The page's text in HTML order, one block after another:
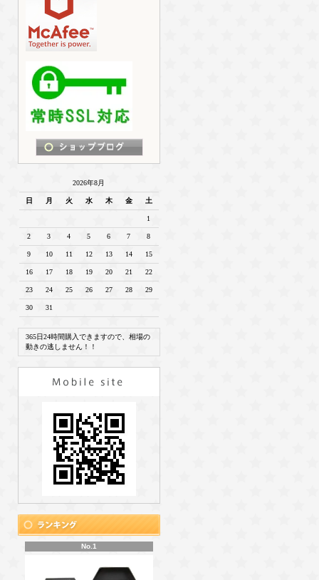
2026年8月
日 月 火 水 木 金 土
1
2 3 4 5 6 7 8
9 10 11 12 13 14 15
16 17 18 19 20 21 22
23 24 25 26 27 28 29
30 31
365日24時間購入できますので、相場の
動きの逃しません！！
No.1